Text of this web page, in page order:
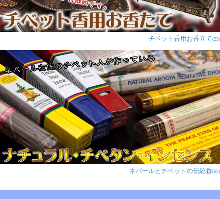
チベット香用お香立て(23)
ネパールとチベットの伝統香(62)